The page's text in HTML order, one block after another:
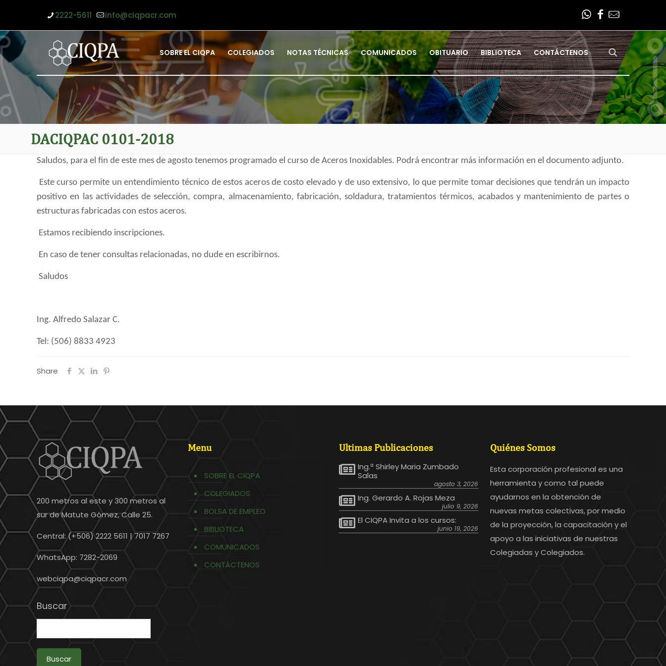
2222-5611 info@ciqpacr.com
SOBRE EL CIQPA COLEGIADOS NOTAS TÉCNICAS COMUNICADOS OBITUARIO BIBLIOTECA CONTÁCTENOS
DACIQPAC 0101-2018
Saludos, para el fin de este mes de agosto tenemos programado el curso de Aceros Inoxidables. Podrá encontrar más información en el documento adjunto.
Este curso permite un entendimiento técnico de estos aceros de costo elevado y de uso extensivo, lo que permite tomar decisiones que tendrán un impacto
positivo en las actividades de selección, compra, almacenamiento, fabricación, soldadura, tratamientos térmicos, acabados y mantenimiento de partes o
estructuras fabricadas con estos aceros.
Estamos recibiendo inscripciones.
En caso de tener consultas relacionadas, no dude en escribirnos.
Saludos
Ing. Alfredo Salazar C.
Tel: (506) 8833 4923
Share
200 metros al este y 300 metros al
sur de Matute Gómez, Calle 25.
Central: (+506) 2222 5611 | 7017 7267
WhatsApp: 7282-2069
webciqpa@ciqpacr.com
Buscar
Buscar
Menu
SOBRE EL CIQPA
COLEGIADOS
BOLSA DE EMPLEO
BIBLIOTECA
COMUNICADOS
CONTÁCTENOS
Ultimas Publicaciones
Ing.ª Shirley Maria Zumbado
Salas
agosto 3, 2026
Ing. Gerardo A. Rojas Meza
julio 9, 2026
El CIQPA Invita a los cursos:
junio 19, 2026
Quiénes Somos
Esta corporación profesional es una
herramienta y como tal puede
ayudarnos en la obtención de
nuevas metas colectivas, por medio
de la proyección, la capacitación y el
apoyo a las iniciativas de nuestras
Colegiadas y Colegiados.